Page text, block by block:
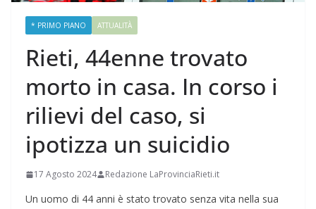
* PRIMO PIANO ATTUALITÀ
Rieti, 44enne trovato
morto in casa. In corso i
rilievi del caso, si
ipotizza un suicidio
17 Agosto 2024 Redazione LaProvinciaRieti.it
Un uomo di 44 anni è stato trovato senza vita nella sua